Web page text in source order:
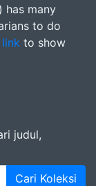
has many
to do
to show
judul,
Cari Koleksi